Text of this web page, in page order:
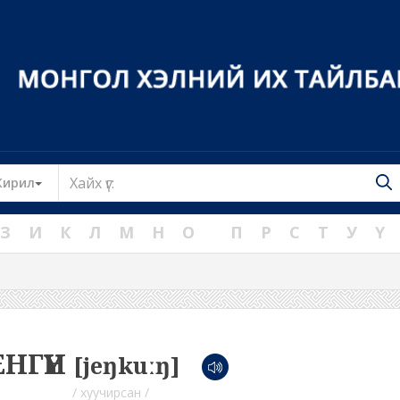
Toggle Dropdown
З И К Л М Н О П Р С Т У Ү
[jeŋkuːŋ]
/ хуучирсан /